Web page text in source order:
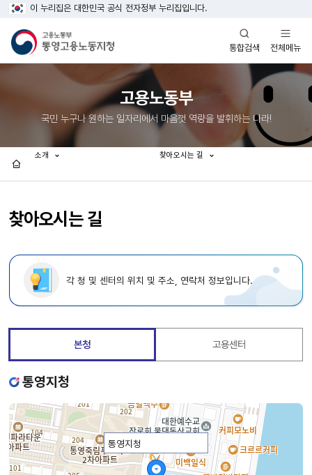
이 누리집은 대한민국 공식 전자정부 누리집입니다.
통합검색
열기
전체메뉴
열기
고용노동부
국민 누구나 원하는 일자리에서 마음껏 역량을 발휘하는 나라!
찾아오시는 길
소개 찾아오시는 길
각 청 및 센터의 위치 및 주소, 연락처 정보입니다.
본청 고용센터
통영지청
통영지청